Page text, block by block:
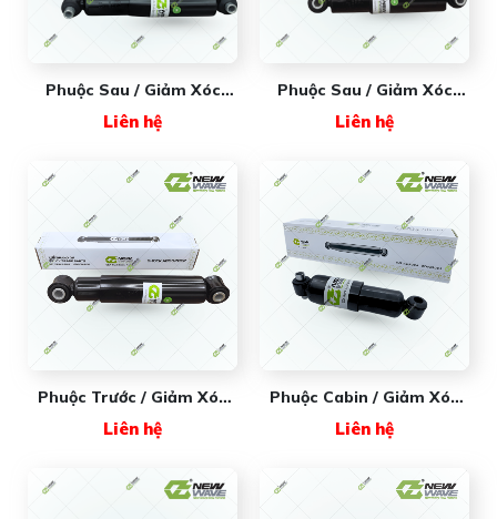
Phuộc Sau / Giảm Xóc
- Giải Pháp Giảm Xóc Êm
Liên hệ
Phuộc Sau / Giảm Xóc
- Dùng Cho Xe
Liên hệ
Phuộc Trước / Giảm Xóc
NW85918 - Dùng Cho Xe
Liên hệ
Phuộc Cabin / Giảm Xóc
NW83001 - Dùng Cho Xe
Liên hệ